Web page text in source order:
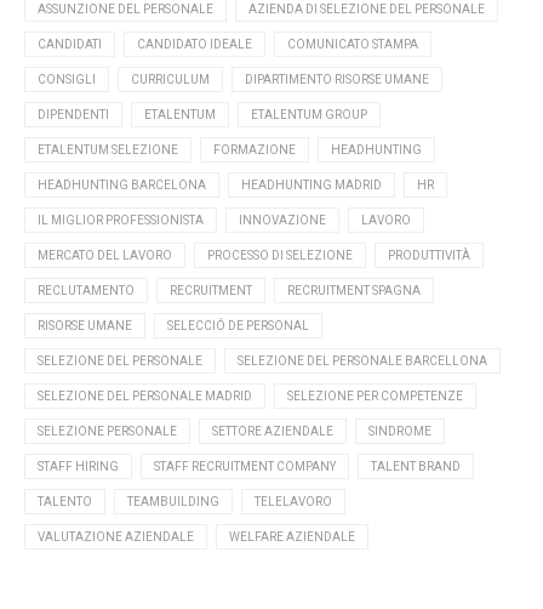
ASSUNZIONE DEL PERSONALE AZIENDA DI SELEZIONE DEL PERSONALE
CANDIDATI CANDIDATO IDEALE COMUNICATO STAMPA
CONSIGLI CURRICULUM DIPARTIMENTO RISORSE UMANE
DIPENDENTI ETALENTUM ETALENTUM GROUP
ETALENTUM SELEZIONE FORMAZIONE HEADHUNTING
HEADHUNTING BARCELONA HEADHUNTING MADRID HR
IL MIGLIOR PROFESSIONISTA INNOVAZIONE LAVORO
MERCATO DEL LAVORO PROCESSO DI SELEZIONE PRODUTTIVITÀ
RECLUTAMENTO RECRUITMENT RECRUITMENT SPAGNA
RISORSE UMANE SELECCIÓ DE PERSONAL
SELEZIONE DEL PERSONALE SELEZIONE DEL PERSONALE BARCELLONA
SELEZIONE DEL PERSONALE MADRID SELEZIONE PER COMPETENZE
SELEZIONE PERSONALE SETTORE AZIENDALE SINDROME
STAFF HIRING STAFF RECRUITMENT COMPANY TALENT BRAND
TALENTO TEAMBUILDING TELELAVORO
VALUTAZIONE AZIENDALE WELFARE AZIENDALE